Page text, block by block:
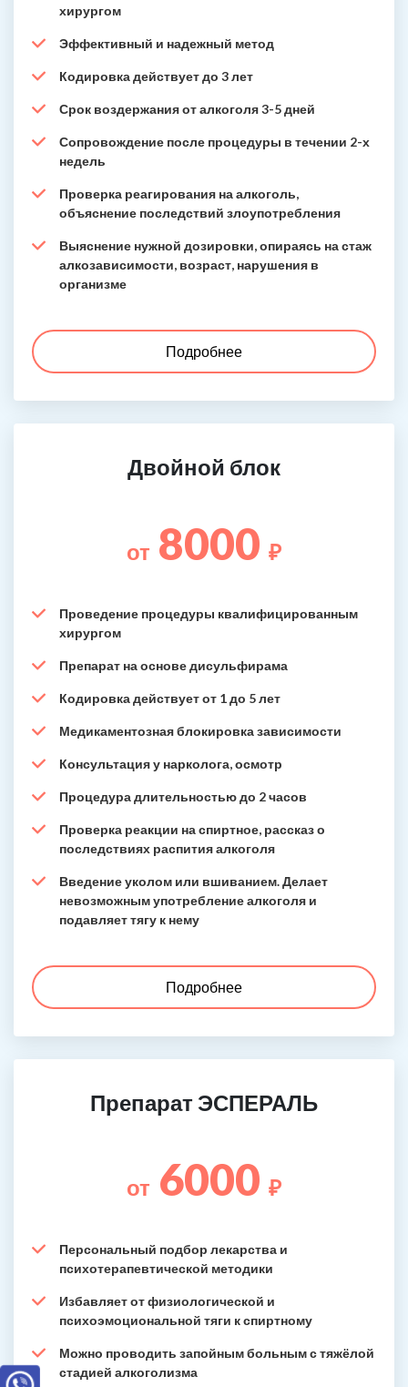
хирургом
Эффективный и надежный метод
Кодировка действует до 3 лет
Срок воздержания от алкоголя 3-5 дней
Сопровождение после процедуры в течении 2-х
недель
Проверка реагирования на алкоголь,
объяснение последствий злоупотребления
Выяснение нужной дозировки, опираясь на стаж
алкозависимости, возраст, нарушения в
организме
Подробнее
Двойной блок
от 8000 ₽
Проведение процедуры квалифицированным
хирургом
Препарат на основе дисульфирама
Кодировка действует от 1 до 5 лет
Медикаментозная блокировка зависимости
Консультация у нарколога, осмотр
Процедура длительностью до 2 часов
Проверка реакции на спиртное, рассказ о
последствиях распития алкоголя
Введение уколом или вшиванием. Делает
невозможным употребление алкоголя и
подавляет тягу к нему
Подробнее
Препарат ЭСПЕРАЛЬ
от 6000 ₽
Персональный подбор лекарства и
психотерапевтической методики
Избавляет от физиологической и
психоэмоциональной тяги к спиртному
Можно проводить запойным больным с тяжёлой
стадией алкоголизма